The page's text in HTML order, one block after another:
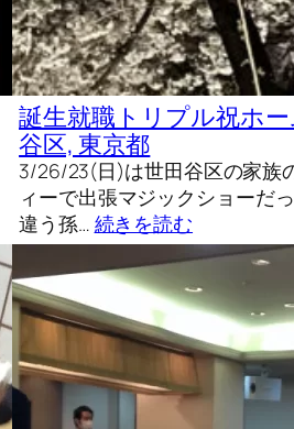
誕生就職トリプル祝ホ
谷区, 東京都
3/26/23(日)は世田谷区の家族
ィーで出張マジックショーだ
違う孫… 続きを読む